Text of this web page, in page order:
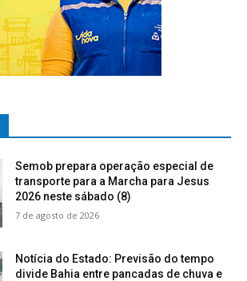
Semob prepara operação especial de
transporte para a Marcha para Jesus
2026 neste sábado (8)
7 de agosto de 2026
Notícia do Estado: Previsão do tempo
divide Bahia entre pancadas de chuva e